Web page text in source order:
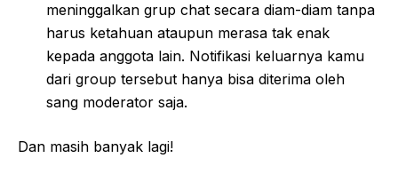
meninggalkan grup chat secara diam-diam tanpa
harus ketahuan ataupun merasa tak enak
kepada anggota lain. Notifikasi keluarnya kamu
dari group tersebut hanya bisa diterima oleh
sang moderator saja.
Dan masih banyak lagi!